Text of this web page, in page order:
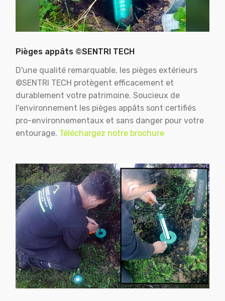
Pièges appâts ©SENTRI TECH
D'une qualité remarquable, les pièges extérieurs
©SENTRI TECH protègent efficacement et
durablement votre patrimoine. Soucieux de
l'environnement les pièges appâts sont certifiés
pro-environnementaux et sans danger pour votre
entourage. Téléchargez notre brochure